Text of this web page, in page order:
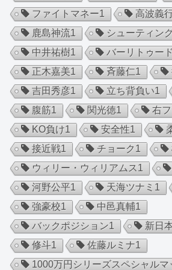
ファイトマネー1 高波義
鹿島神流1 シューティン
中井祐樹1 バーリトゥード
正木嘉美1 斉藤仁1
吉田秀彦1 立ち背負い1
腹筋1 関光徳1 右
KO負け1 安全性1
接近戦1 チョーク1
ウィリー・ウィリアムス1
河野公平1 天海ツナミ 1
強豪校1 中邑真輔1
バックポジション1 新日
修斗1 佐藤ルミナ1
1000万円シリーズスペシャルマ